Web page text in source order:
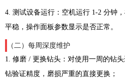
4. 测试设备运行：空机运行 1-2 分钟
平稳，操作面板参数显示是否正常。
（二）每周深度维护
1. 修磨 / 更换钻头：对使用一周的钻
钻验证精度，磨损严重的直接更换；